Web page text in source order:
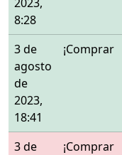
8:28
3 de
agosto
de
2023,
18:41
¡Comprar
3 de
¡Comprar